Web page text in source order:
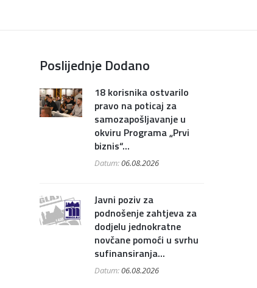
Poslijednje Dodano
18 korisnika ostvarilo
pravo na poticaj za
samozapošljavanje u
okviru Programa „Prvi
biznis“...
Datum:06.08.2026
Javni poziv za
podnošenje zahtjeva za
dodjelu jednokratne
novčane pomoći u svrhu
sufinansiranja...
Datum:06.08.2026